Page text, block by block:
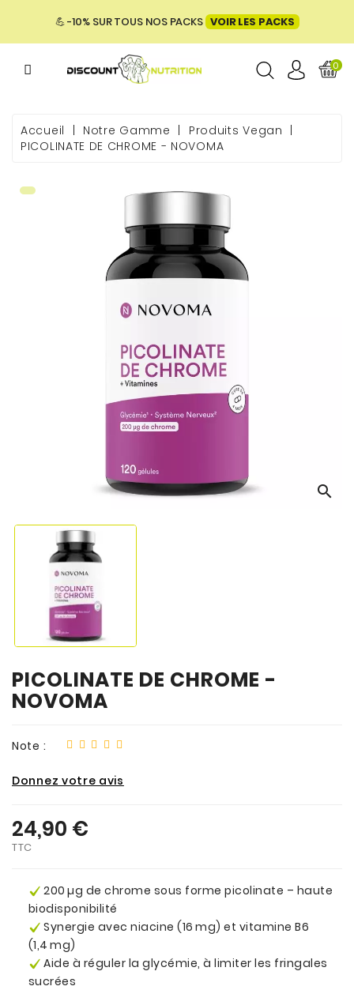
💪 -10% SUR TOUS NOS PACKS VOIR LES PACKS
0
Accueil Notre Gamme
Produits Vegan
PICOLINATE DE CHROME - NOVOMA
search
PICOLINATE DE CHROME -
NOVOMA
Note :
Donnez votre avis
24,90 €
TTC
200 µg de chrome sous forme picolinate – haute
biodisponibilité
Synergie avec niacine (16 mg) et vitamine B6
(1,4 mg)
Aide à réguler la glycémie, à limiter les fringales
sucrées